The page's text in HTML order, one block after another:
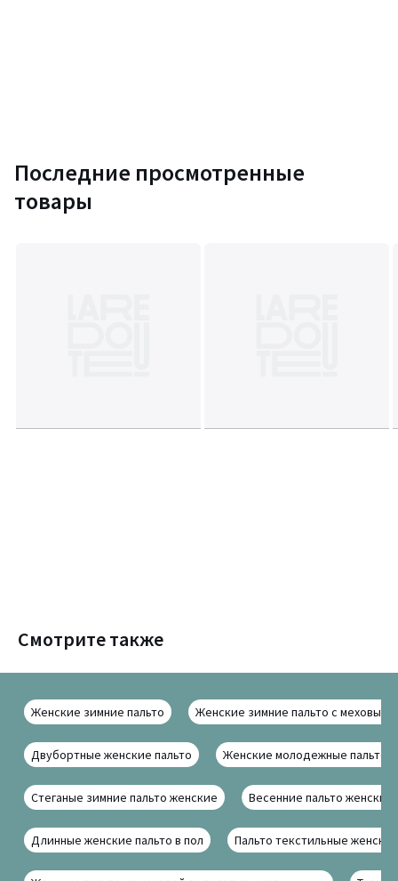
Последние просмотренные
товары
Смотрите также
Женские зимние пальто Женские зимние пальто с меховым
Двубортные женские пальто Женские молодежные пальто
Стеганые зимние пальто женские Весенние пальто
Длинные женские пальто в пол Пальто текстильные женские